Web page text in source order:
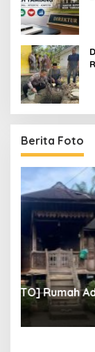
Berita Foto
[FOTO]
Final